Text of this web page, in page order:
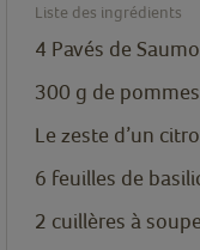
Liste des ingrédients
4 Pavés de
300 g de
Le zeste d’un
6 feuilles de
2 cuillères à